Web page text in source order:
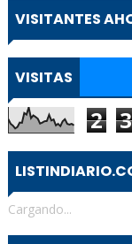
VISITANTES
VISITAS
2 3
Cargando...